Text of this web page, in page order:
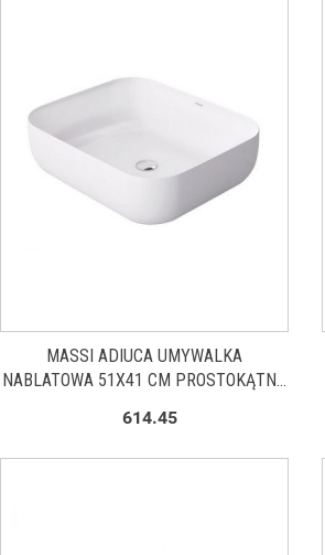
MASSI ADIUCA UMYWALKA
NABLATOWA 51X41 CM PROSTOKĄTNA
614.45